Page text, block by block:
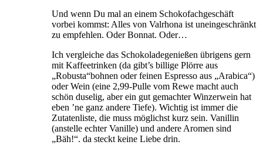
Und wenn Du mal an einem Schokofachgeschäft
vorbei kommst: Alles von Valrhona ist uneingeschränkt
zu empfehlen. Oder Bonnat. Oder…
Ich vergleiche das Schokoladegenießen übrigens gern
mit Kaffeetrinken (da gibt’s billige Plörre aus
„Robusta“bohnen oder feinen Espresso aus „Arabica“)
oder Wein (eine 2,99-Pulle vom Rewe macht auch
schön duselig, aber ein gut gemachter Winzerwein hat
eben ’ne ganz andere Tiefe). Wichtig ist immer die
Zutatenliste, die muss möglichst kurz sein. Vanillin
(anstelle echter Vanille) und andere Aromen sind
„Bäh!“. da steckt keine Liebe drin.